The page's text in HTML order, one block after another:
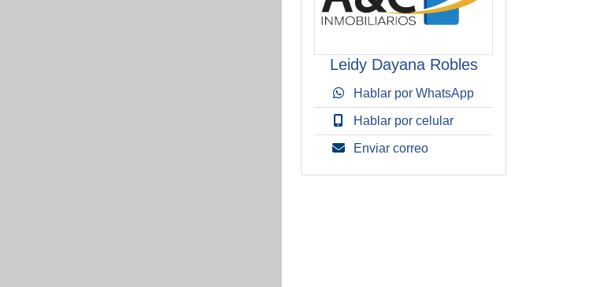
Leidy Dayana Robles
Hablar por WhatsApp
Hablar por celular
Enviar correo